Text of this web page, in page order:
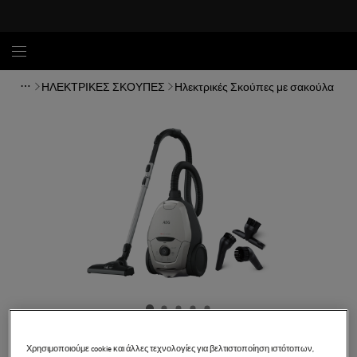
ΗΛΕΚΤΡΙΚΕΣ ΣΚΟΥΠΕΣ Ηλεκτρικές Σκούπες με σακούλα
VX82-1-2MG
Χρησιμοποιούμε cookie και άλλες τεχνολογίες για βελτιστοποίηση ιστότοπων,